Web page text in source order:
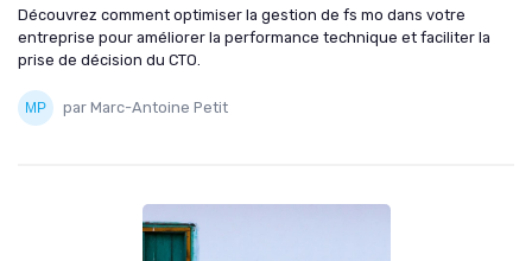
Découvrez comment optimiser la gestion de fs mo dans votre
entreprise pour améliorer la performance technique et faciliter la
prise de décision du CTO.
par Marc-Antoine Petit